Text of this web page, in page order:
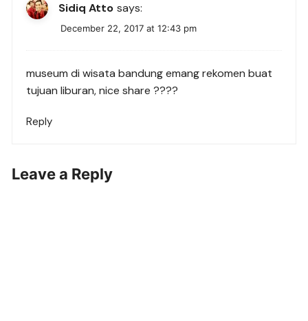
Sidiq Atto says:
December 22, 2017 at 12:43 pm
museum di wisata bandung emang rekomen buat
tujuan liburan, nice share ????
Reply
Leave a Reply